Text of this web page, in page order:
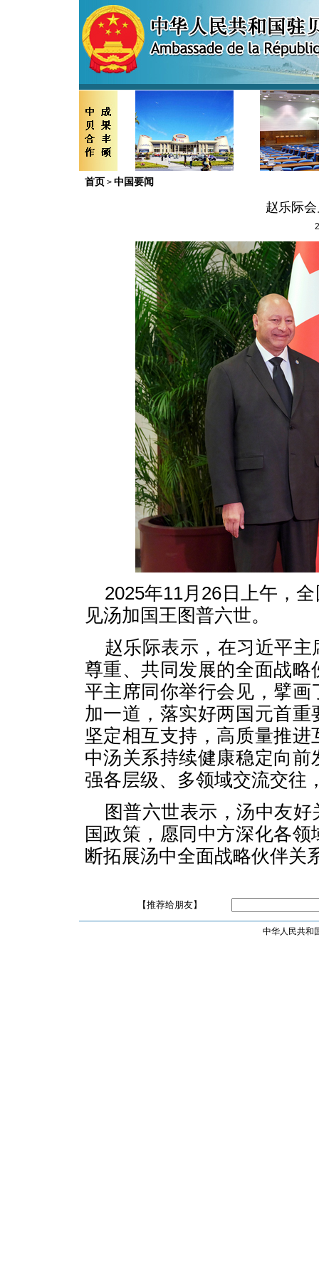
首页 > 中国要闻
赵乐际
2025年11月26日上午，
见汤加国王图普六世。
赵乐际表示，在习近平
尊重、共同发展的全面战
平主席同你举行会见，擘
加一道，落实好两国元首
坚定相互支持，高质量推
中汤关系持续健康稳定向
强各层级、多领域交流交往
图普六世表示，汤中友
国政策，愿同中方深化各
断拓展汤中全面战略伙伴关
【推荐给朋友】
中华人民共和